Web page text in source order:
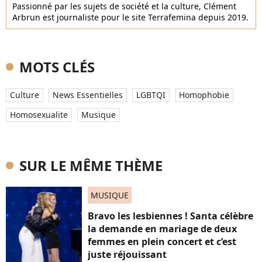
Passionné par les sujets de société et la culture, Clément
Arbrun est journaliste pour le site Terrafemina depuis 2019.
MOTS CLÉS
Culture News Essentielles LGBTQI
Homophobie
Homosexualite
Musique
SUR LE MÊME THÈME
MUSIQUE
Bravo les lesbiennes ! Santa célèbre
la demande en mariage de deux
femmes en plein concert et c’est
juste réjouissant